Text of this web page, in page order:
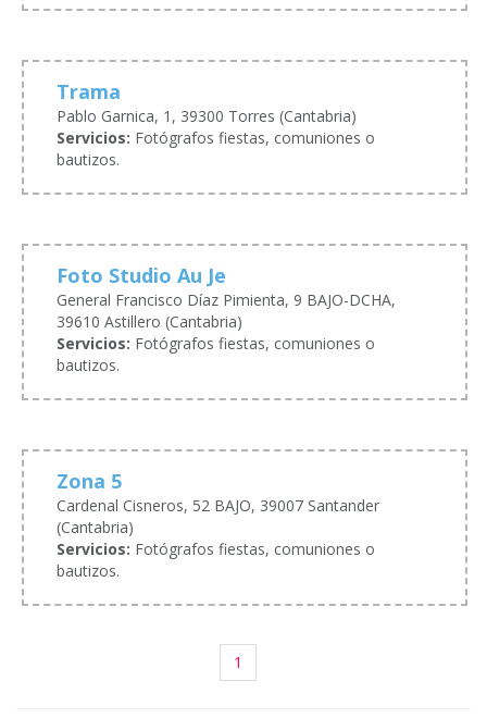
Trama
Pablo Garnica, 1, 39300 Torres (Cantabria)
Servicios: Fotógrafos fiestas, comuniones o
bautizos.
Foto Studio Au Je
General Francisco Díaz Pimienta, 9 BAJO-DCHA,
39610 Astillero (Cantabria)
Servicios: Fotógrafos fiestas, comuniones o
bautizos.
Zona 5
Cardenal Cisneros, 52 BAJO, 39007 Santander
(Cantabria)
Servicios: Fotógrafos fiestas, comuniones o
bautizos.
1